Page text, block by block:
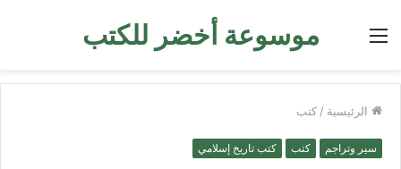
موسوعة أخضر للكتب القائمة
الرئيسية / كتب
سير وتراجم كتب كتب تاريخ إسلامي